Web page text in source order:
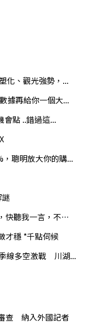
化、觀光強勢，...
據再給你一個大...
點 ..錯過這...
聰明放大你的購...
我一言，不害哥
才穩 *千點伺候
線多空激戰 川湖...
查 納入外國記者